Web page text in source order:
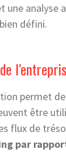
une analyse
défini.
permet
être
flux de
par